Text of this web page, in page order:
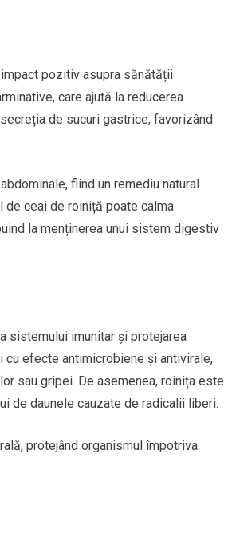
pozitiv asupra sănătății
care ajută la reducerea
de sucuri gastrice, favorizând
fiind un remediu natural
ceai de roiniță poate calma
la menținerea unui sistem digestiv
sistemului imunitar și protejarea
efecte antimicrobiene și antivirale,
sau gripei. De asemenea, roinița este
de daunele cauzate de radicalii liberi.
protejând organismul împotriva